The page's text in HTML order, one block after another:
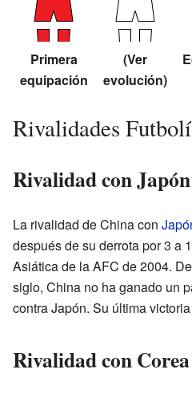
Primera
equipación
(Ver
evolución)
Rivalidades
Rivalidad con Japón
La rivalidad de China con
después de su derrota por 3 a
Asiática de la AFC de 2004.
siglo, China no ha ganado un
contra Japón. Su última
Rivalidad con